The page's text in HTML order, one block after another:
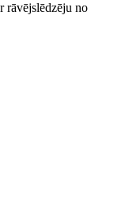
rāvējslēdzēju no